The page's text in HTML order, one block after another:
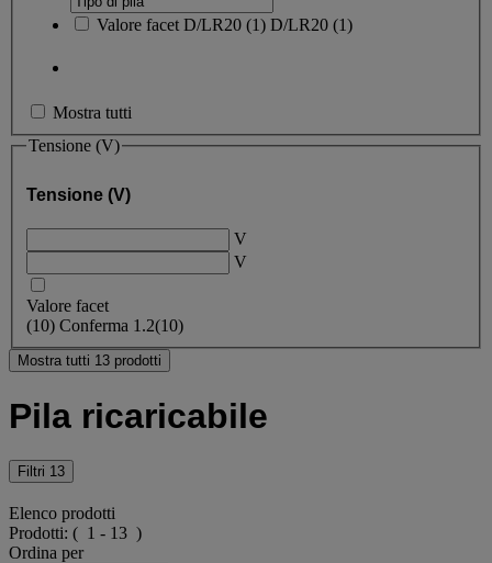
Valore facet D/LR20 (1) D/LR20 (1)
Mostra tutti
Tensione (V)
Tensione (V)
V
V
Valore facet
(10) Conferma 1.2(10)
Mostra tutti 13 prodotti
Pila ricaricabile
Filtri 13
Elenco prodotti
Prodotti: ( 1 - 13 )
Ordina per